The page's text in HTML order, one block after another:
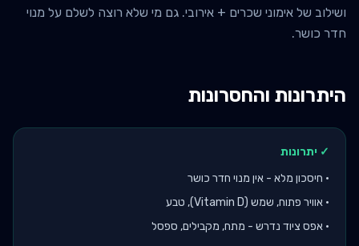
ושילוב של אימוני שכרים + אירובי. גם מי שלא רוצה לשלם על מנוי
חדר כושר.
היתרונות והחסרונות
✓ יתרונות
• חיסכון מלא - אין מנוי חדר כושר
• אוויר פתוח, שמש (Vitamin D), טבע
• אפס ציוד נדרש - מתח, מקבילים, ספסל